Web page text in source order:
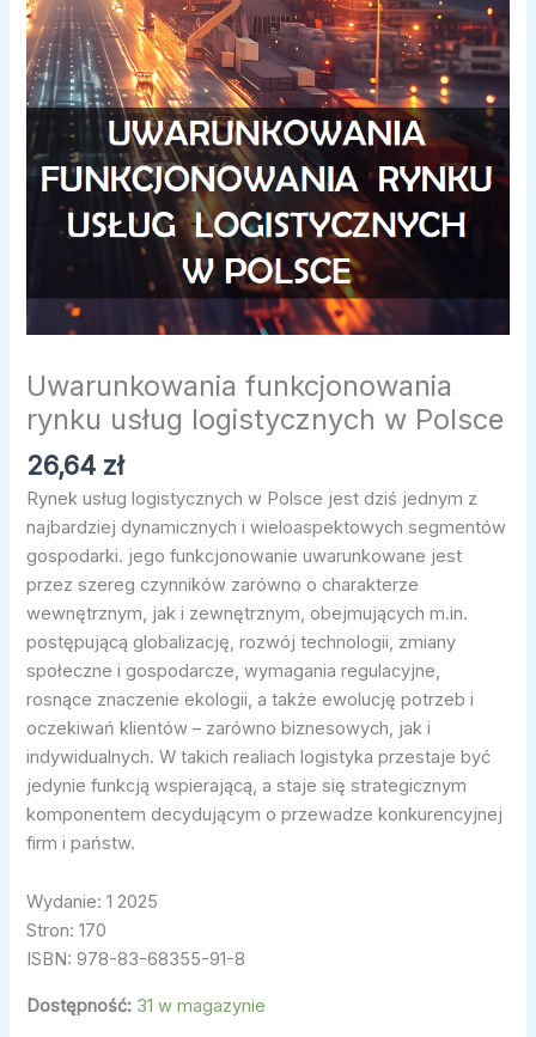
Uwarunkowania funkcjonowania
rynku usług logistycznych w Polsce
26,64 zł
Rynek usług logistycznych w Polsce jest dziś jednym z
najbardziej dynamicznych i wieloaspektowych segmentów
gospodarki. jego funkcjonowanie uwarunkowane jest
przez szereg czynników zarówno o charakterze
wewnętrznym, jak i zewnętrznym, obejmujących m.in.
postępującą globalizację, rozwój technologii, zmiany
społeczne i gospodarcze, wymagania regulacyjne,
rosnące znaczenie ekologii, a także ewolucję potrzeb i
oczekiwań klientów – zarówno biznesowych, jak i
indywidualnych. W takich realiach logistyka przestaje być
jedynie funkcją wspierającą, a staje się strategicznym
komponentem decydującym o przewadze konkurencyjnej
firm i państw.
Wydanie: 1 2025
Stron: 170
ISBN: 978-83-68355-91-8
Dostępność: 31 w magazynie